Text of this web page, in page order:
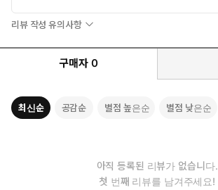
리뷰 작성 유의사항
구매자 0
최신순 공감순 별점 높은순 별점 낮은순
아직 등록된 리뷰가 없습니다.
첫 번째 리뷰를 남겨주세요!